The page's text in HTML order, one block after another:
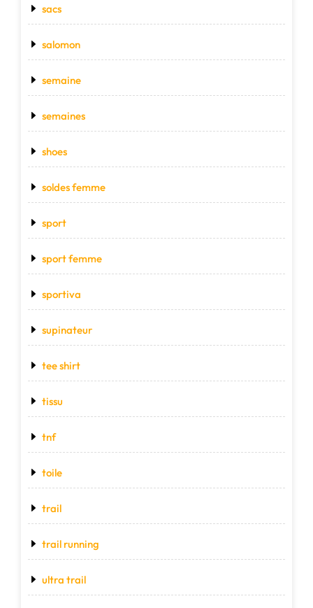
sacs
salomon
semaine
semaines
shoes
soldes femme
sport
sport femme
sportiva
supinateur
tee shirt
tissu
tnf
toile
trail
trail running
ultra trail